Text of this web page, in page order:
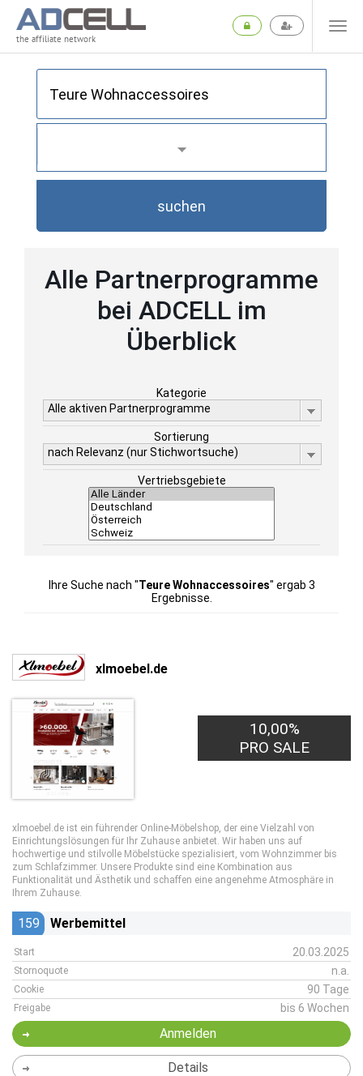
the affiliate network
suchen
Alle Partnerprogramme
bei ADCELL im
Überblick
Kategorie
Alle aktiven Partnerprogramme
Sortierung
nach Relevanz (nur Stichwortsuche)
Vertriebsgebiete
Ihre Suche nach "Teure Wohnaccessoires" ergab 3
Ergebnisse.
xlmoebel.de
10,00%
PRO SALE
xlmoebel.de ist ein führender Online-Möbelshop, der eine Vielzahl von
Einrichtungslösungen für Ihr Zuhause anbietet. Wir haben uns auf
hochwertige und stilvolle Möbelstücke spezialisiert, vom Wohnzimmer bis
zum Schlafzimmer. Unsere Produkte sind eine Kombination aus
Funktionalität und Ästhetik und schaffen eine angenehme Atmosphäre in
Ihrem Zuhause.
159 Werbemittel
Start 20.03.2025
Stornoquote n.a.
Cookie 90 Tage
Freigabe bis 6 Wochen
Anmelden
Details